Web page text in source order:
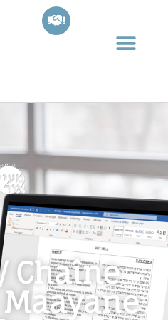
Chaîne